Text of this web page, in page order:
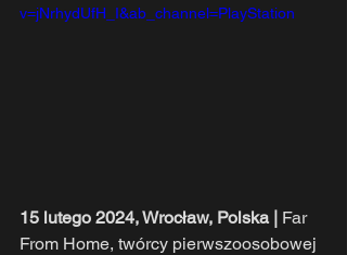
v=jNrhydUfH_I&ab_channel=PlayStation
15 lutego 2024, Wrocław, Polska | Far
From Home, twórcy pierwszoosobowej